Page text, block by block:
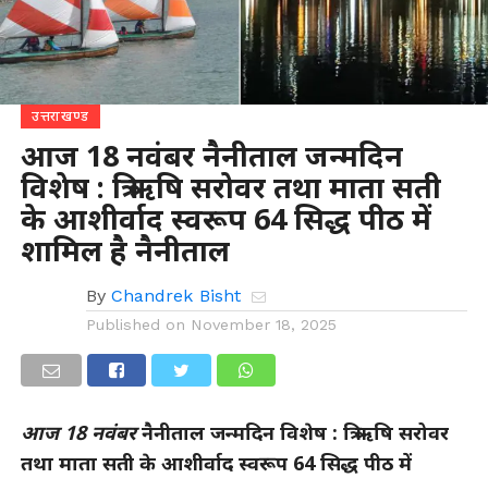
उत्तराखण्ड
आज 18 नवंबर नैनीताल जन्मदिन
विशेष : त्रि ऋषि सरोवर तथा माता सती
के आशीर्वाद स्वरूप 64 सिद्ध पीठ में
शामिल है नैनीताल
By Chandrek Bisht
Published on November 18, 2025
आज 18 नवंबरनैनीताल जन्मदिन विशेष : त्रि ऋषि सरोवर
तथा माता सती के आशीर्वाद स्वरूप 64 सिद्ध पीठ में